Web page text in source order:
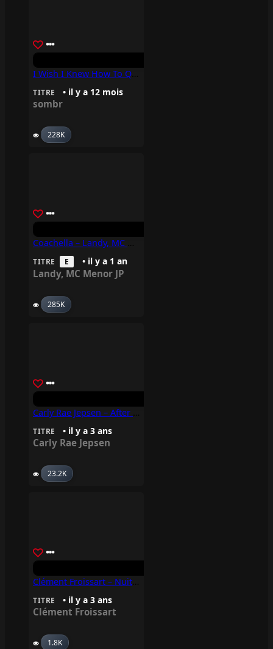
TITRE • il y a 12 mois
sombr
228K
TITRE E • il y a 1 an
Landy, MC Menor JP
285K
TITRE • il y a 3 ans
Carly Rae Jepsen
23.2K
TITRE • il y a 3 ans
Clément Froissart
1.8K